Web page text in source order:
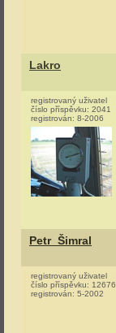
Lakro
registrovaný uživatel
číslo příspěvku: 2041
registrován: 8-2006
Petr_Šimral
registrovaný uživatel
číslo příspěvku: 12676
registrován: 5-2002